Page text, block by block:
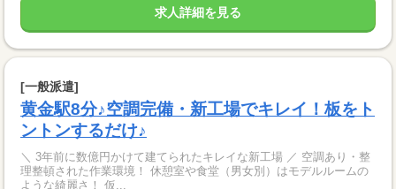
求人詳細を見る
[一般派遣]
黄金駅8分♪空調完備・新工場でキレイ！板をト
ントンするだけ♪
＼ 3年前に数億円かけて建てられたキレイな新工場 ／ 空調あり・整
理整頓された作業環境！ 休憩室や食堂（男女別）はモデルルームの
ような綺麗さ！ 仮...